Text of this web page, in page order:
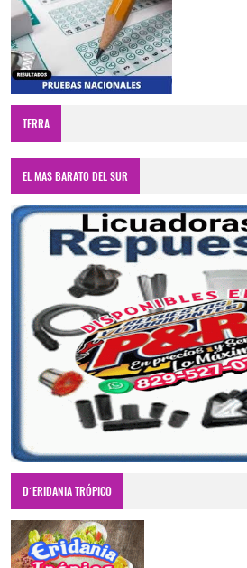
TERRA
EL MAS BARATO DEL SUR
D´ERIDANIA TRÓPICO